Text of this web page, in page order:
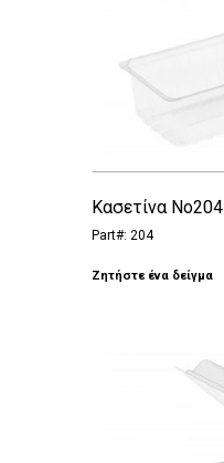
Κασετίνα Νο204
Part#: 204
Ζητήστε ένα δείγμα